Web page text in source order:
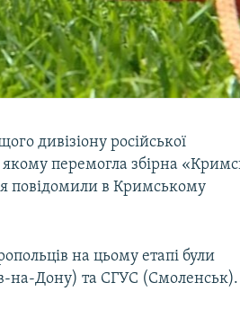
дивізіону російської
якому перемогла збірна
повідомили в Кримському
на цьому етапі були
на-Дону) та СГУС (Смоленськ).